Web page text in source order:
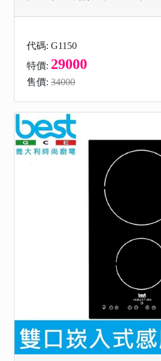
代碼: G1150
特價: 29000
售價: 34000